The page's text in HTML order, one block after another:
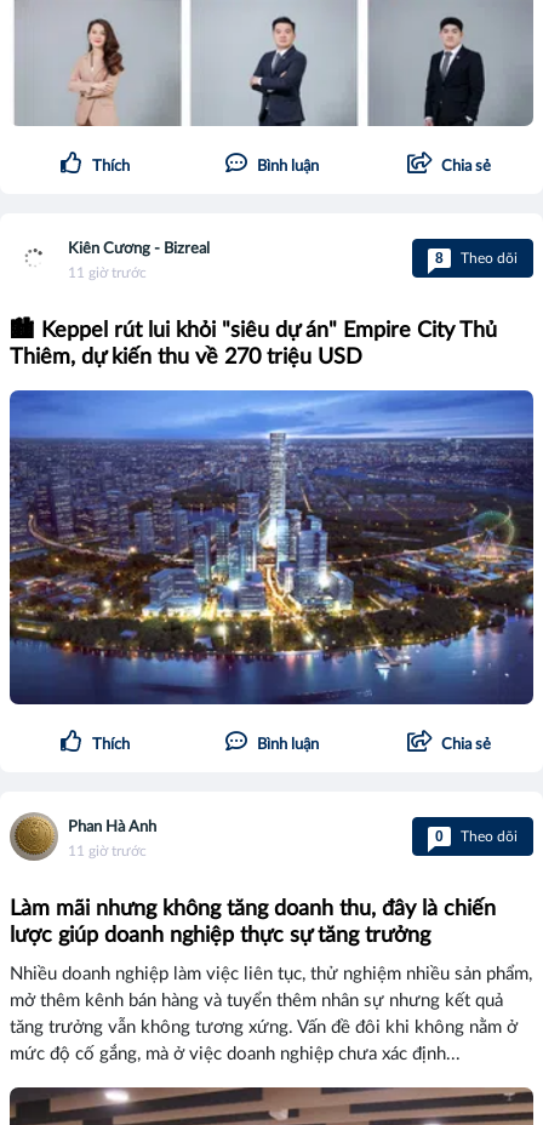
Thích Bình luận Chia sẻ
Kiên Cương - Bizreal
11 giờ trước
8 Theo dõi
🏙️ Keppel rút lui khỏi "siêu dự án" Empire City Thủ
Thiêm, dự kiến thu về 270 triệu USD
Thích Bình luận Chia sẻ
Phan Hà Anh
11 giờ trước
0 Theo dõi
Làm mãi nhưng không tăng doanh thu, đây là chiến
lược giúp doanh nghiệp thực sự tăng trưởng
Nhiều doanh nghiệp làm việc liên tục, thử nghiệm nhiều sản phẩm,
mở thêm kênh bán hàng và tuyển thêm nhân sự nhưng kết quả
tăng trưởng vẫn không tương xứng. Vấn đề đôi khi không nằm ở
mức độ cố gắng, mà ở việc doanh nghiệp chưa xác định...